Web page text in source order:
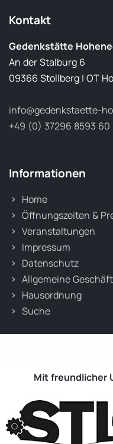
Kontakt
Gedenkstätte
An der Stalburg 6
09366 Stollberg | OT
info@gedenkstaette-
+49 (0) 37296 8593 60
Informationen
Home
Öffnungszeiten &
Veranstaltungen
Impressum
Datenschutz
Allgemeine
Hausordnung
Suche
Mit freundlicher